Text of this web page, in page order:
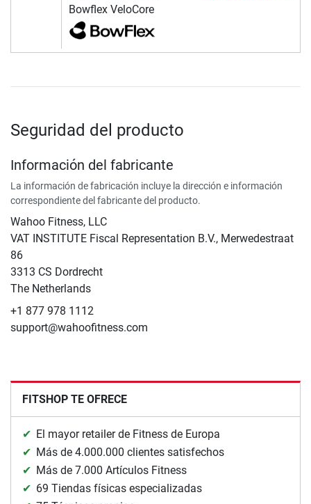
Bowflex VeloCore
Seguridad del producto
Información del fabricante
La información de fabricación incluye la dirección e información
correspondiente del fabricante del producto.
Wahoo Fitness, LLC
VAT INSTITUTE Fiscal Representation B.V., Merwedestraat
86
3313 CS Dordrecht
The Netherlands
+1 877 978 1112
support@wahoofitness.com
FITSHOP TE OFRECE
El mayor retailer de Fitness de Europa
Más de 4.000.000 clientes satisfechos
Más de 7.000 Artículos Fitness
69 Tiendas físicas especializadas